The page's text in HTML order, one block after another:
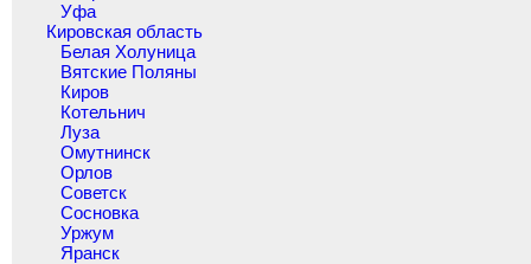
Уфа
Кировская область
Белая Холуница
Вятские Поляны
Киров
Котельнич
Луза
Омутнинск
Орлов
Советск
Сосновка
Уржум
Яранск